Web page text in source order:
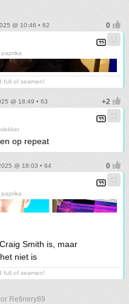
@ 10:46 • 62
full of seamen!
@ 18:49 • 63
op repeat
@ 18:03 • 64
Smith is, maar
niet is
full of seamen!
Refinery89